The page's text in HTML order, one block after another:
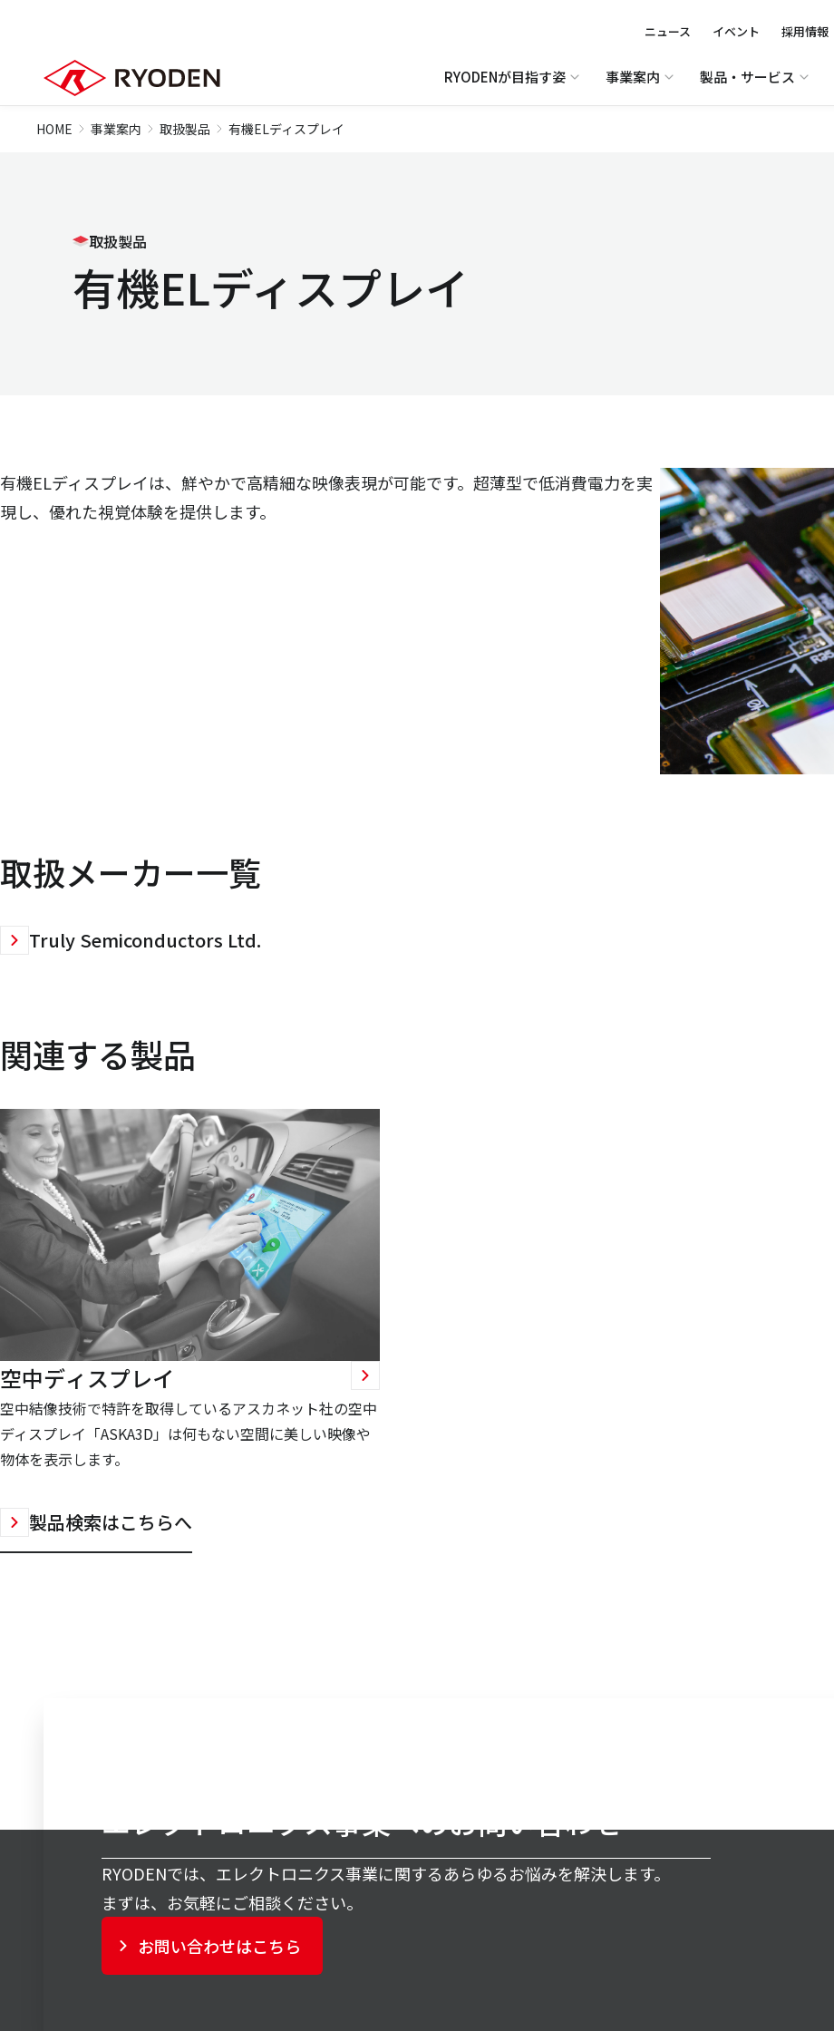
ニュース イベント 採用情報
RYODENが目指す姿 事業案内 製品・サービス
HOME 事業案内 取扱製品 有機ELディスプレイ
取扱製品
有機ELディスプレイ
有機ELディスプレイは、鮮やかで高精細な映像表現が可能です。超薄型で低消費電力を実
現し、優れた視覚体験を提供します。
取扱メーカー一覧
Truly Semiconductors Ltd.
関連する製品
空中ディスプレイ
空中結像技術で特許を取得しているアスカネット社の空中
ディスプレイ「ASKA3D」は何もない空間に美しい映像や
物体を表示します。
製品検索はこちらへ
エレクトロニクス事業へのお問い合わせ
RYODENでは、エレクトロニクス事業に関するあらゆるお悩みを解決します。
まずは、お気軽にご相談ください。
お問い合わせはこちら